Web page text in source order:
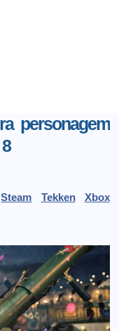
personagem
Steam Tekken
Xbox